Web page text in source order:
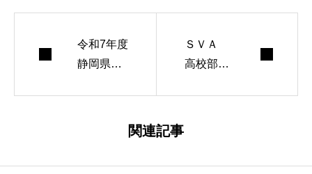
令和7年度
静岡県高
ＳＶＡ
高校部ホ
関連記事